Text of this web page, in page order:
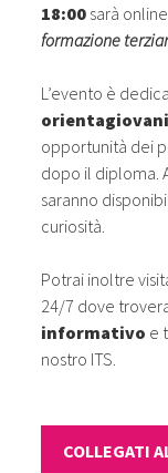
18:00 sarà
formazione
L’evento è
opportunità dei
dopo il diploma.
saranno
curiosità.
Potrai inoltre
24/7 dove
informativo e
nostro ITS.
COLLEGATI